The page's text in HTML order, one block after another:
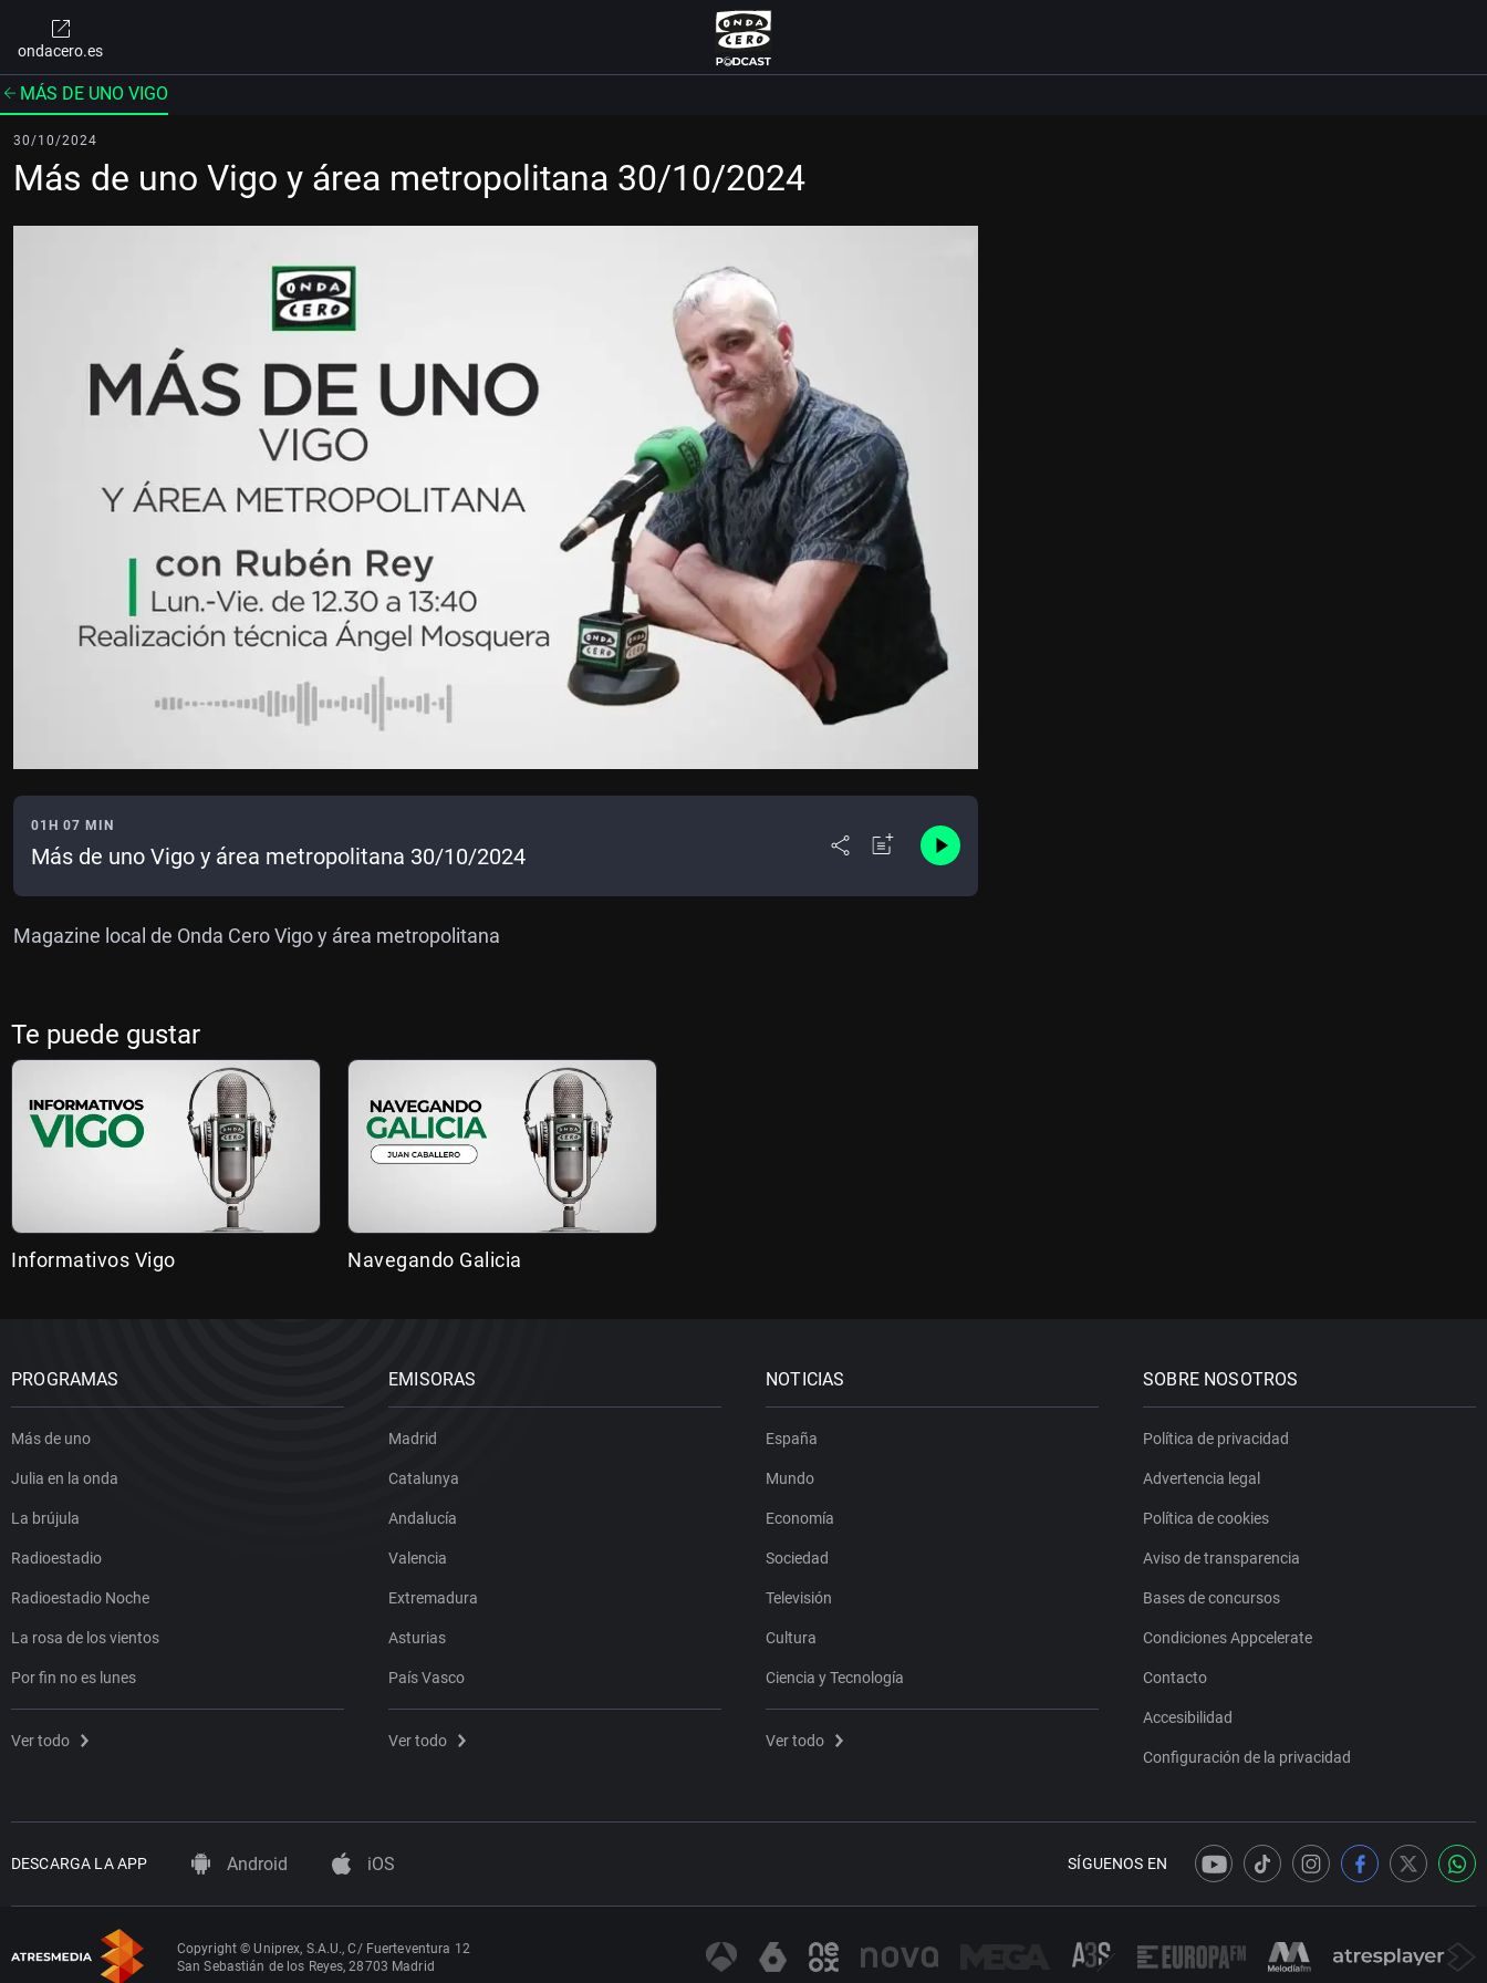
ondacero.es
MÁS DE UNO VIGO
30/10/2024
Más de uno Vigo y área metropolitana 30/10/2024
01H 07 MIN
Más de uno Vigo y área metropolitana 30/10/2024
Magazine local de Onda Cero Vigo y área metropolitana
Te puede gustar
Informativos Vigo Navegando Galicia
PROGRAMAS
Más de uno
Julia en la onda
La brújula
Radioestadio
Radioestadio Noche
La rosa de los vientos
Por fin no es lunes
Ver todo
EMISORAS
Madrid
Catalunya
Andalucía
Valencia
Extremadura
Asturias
País Vasco
Ver todo
NOTICIAS
España
Mundo
Economía
Sociedad
Televisión
Cultura
Ciencia y Tecnología
Ver todo
SOBRE NOSOTROS
Política de privacidad
Advertencia legal
Política de cookies
Aviso de transparencia
Bases de concursos
Condiciones Appcelerate
Contacto
Accesibilidad
Configuración de la privacidad
DESCARGA LA APP Android iOS SÍGUENOS EN
Copyright © Uniprex, S.A.U., C/ Fuerteventura 12
San Sebastián de los Reyes, 28703 Madrid